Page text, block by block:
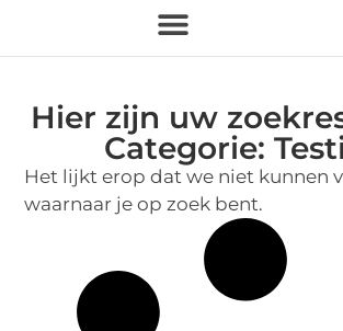
Hier zijn uw
Categorie:
Het lijkt erop dat we niet kunnen
waarnaar je op zoek bent.